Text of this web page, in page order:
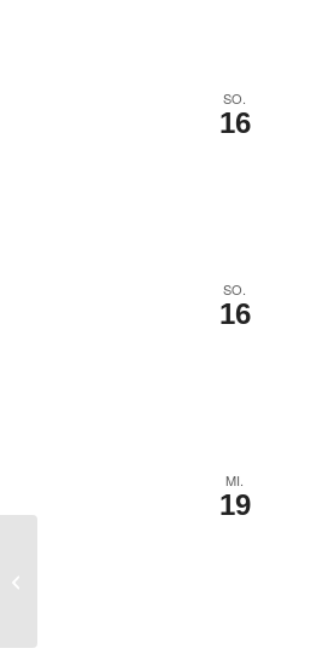
SO.
16
SO.
16
MI.
19